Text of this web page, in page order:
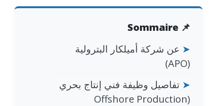
📌 Sommaire
➤ عن شركة أميلكار البترولية
(APO)
➤ تفاصيل وظيفة فني إنتاج بحري
(Offshore Production